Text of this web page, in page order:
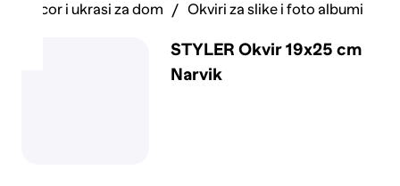
Decor i ukrasi za dom
Okviri za slike i foto albumi
STYLER Okvir 19x25 cm
Narvik